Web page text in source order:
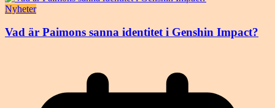
Nyheter
Vad är Paimons sanna identitet i Genshin Impact?